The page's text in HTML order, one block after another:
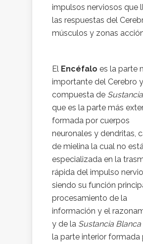
impulsos nerviosos que
las respuestas del
músculos y zonas
El Encéfalo es la parte
importante del Cerebro
compuesta de
que es la parte más
formada por cuerpos
neuronales y dendritas,
de mielina la cual no
especializada en la
rápida del impulso
siendo su función
procesamiento de la
información y el
y de la Sustancia Blanca
la parte interior formada